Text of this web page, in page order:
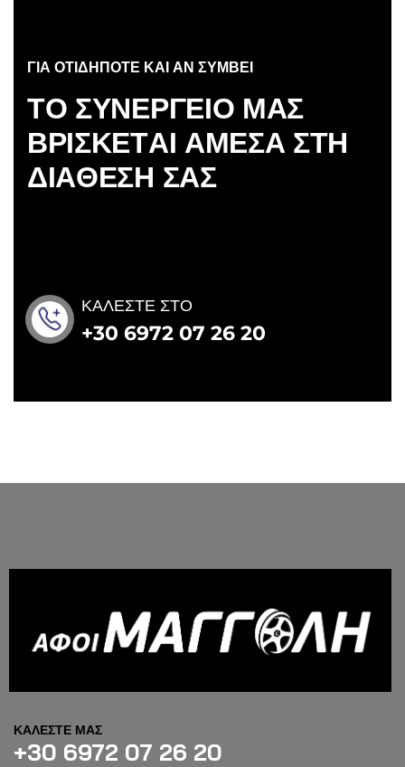
ΓΙΑ ΟΤΙΔΗΠΟΤΕ ΚΑΙ ΑΝ ΣΥΜΒΕΙ
ΤΟ ΣΥΝΕΡΓΕΙΟ ΜΑΣ
ΒΡΙΣΚΕΤΑΙ ΑΜΕΣΑ ΣΤΗ
ΔΙΑΘΕΣΗ ΣΑΣ
ΚΑΛΕΣΤΕ ΣΤΟ
+30 6972 07 26 20
ΚΑΛΕΣΤΕ ΜΑΣ
+30 6972 07 26 20